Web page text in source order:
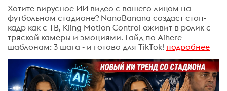
Хотите вирусное ИИ видео с вашего лицом на
футбольном стадионе? NanoBanana создаст стоп-
кадр как с ТВ, Kling Motion Control оживит в ролик с
тряской камеры и эмоциями. Гайд по Aihere
шаблонам: 3 шага - и готово для TikTok! подробнее